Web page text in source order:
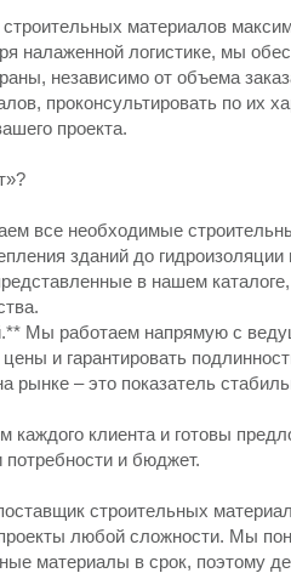
материалов
налаженной логистике, мы
независимо от объема
проконсультировать по их
проекта.
все необходимые
зданий до гидроизоляции
в нашем
Мы работаем напрямую с
и гарантировать
– это показатель
клиента и готовы
и бюджет.
строительных
любой сложности. Мы
материалы в срок, поэтому